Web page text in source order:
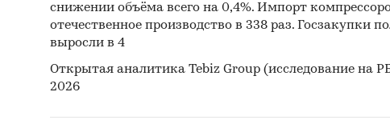
снижении объёма всего на 0,4%. Импорт
отечественное производство в 338 раз. Госзакупки
выросли в 4
Открытая аналитика Tebiz Group (исследование на
2026